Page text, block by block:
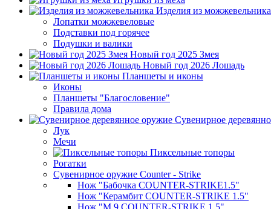
Изделия из можжевельника
Лопатки можжевеловые
Подставки под горячее
Подушки и валики
Новый год 2025 Змея
Новый год 2026 Лошадь
Планшеты и иконы
Иконы
Планшеты "Благословение"
Правила дома
Сувенирное
Лук
Мечи
Пиксельные топоры
Рогатки
Сувенирное оружие Counter - Strike
Нож "Бабочка COUNTER-STRIKE1.5"
Нож "Керамбит COUNTER-STRIKE 1.5"
Нож "М 9 COUNTER-STRIKE 1.5"